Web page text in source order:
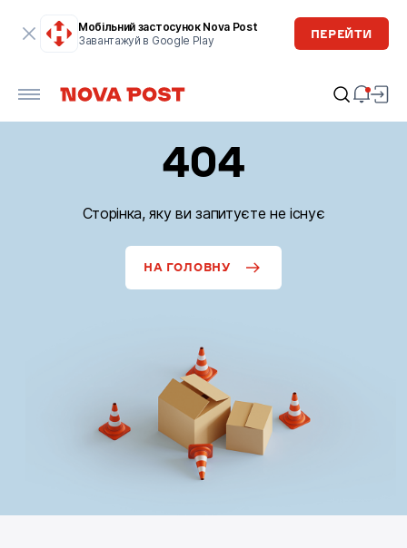
Мобільний застосунок Nova Post
Завантажуй в Google Play
ПЕРЕЙТИ
404
Сторінка, яку ви запитуєте не існує
НА ГОЛОВНУ